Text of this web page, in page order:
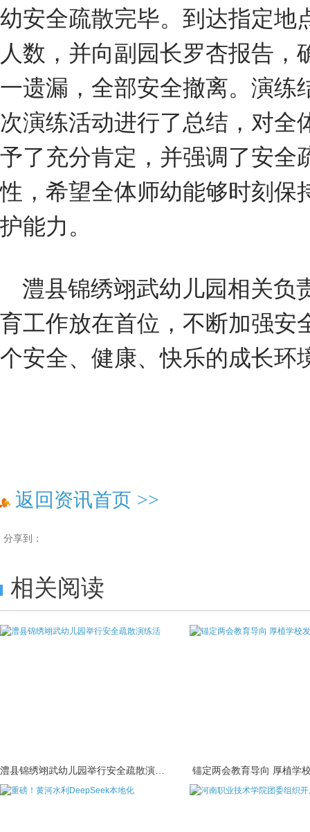
幼安全疏散完毕。到达指定地
人数，并向副园长罗杏报告，
一遗漏，全部安全撤离。演练
次演练活动进行了总结，对全
予了充分肯定，并强调了安全
性，希望全体师幼能够时刻保
护能力。
澧县锦绣翊武幼儿园相关负
育工作放在首位，不断加强安
个安全、健康、快乐的成长环
返回资讯首页 >>
分享到：
相关阅读
锚定两会教育导向 厚植学